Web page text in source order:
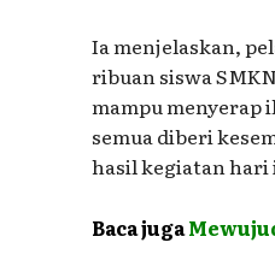
Ia menjelaskan,
ribuan siswa
mampu menyerap
semua diberi
hasil kegiatan hari
Baca juga